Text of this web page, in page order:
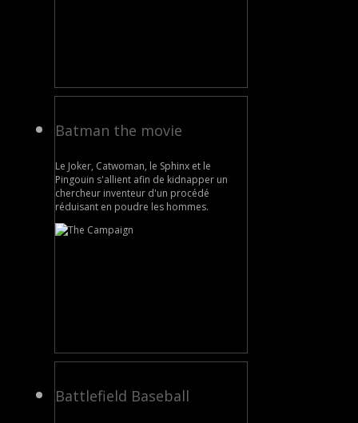
Batman the movie
Le Joker, Catwoman, le Sphinx et le
Pingouin s'allient afin de kidnapper un
chercheur inventeur d'un procédé
réduisant en poudre les hommes.
Battlefield Baseball